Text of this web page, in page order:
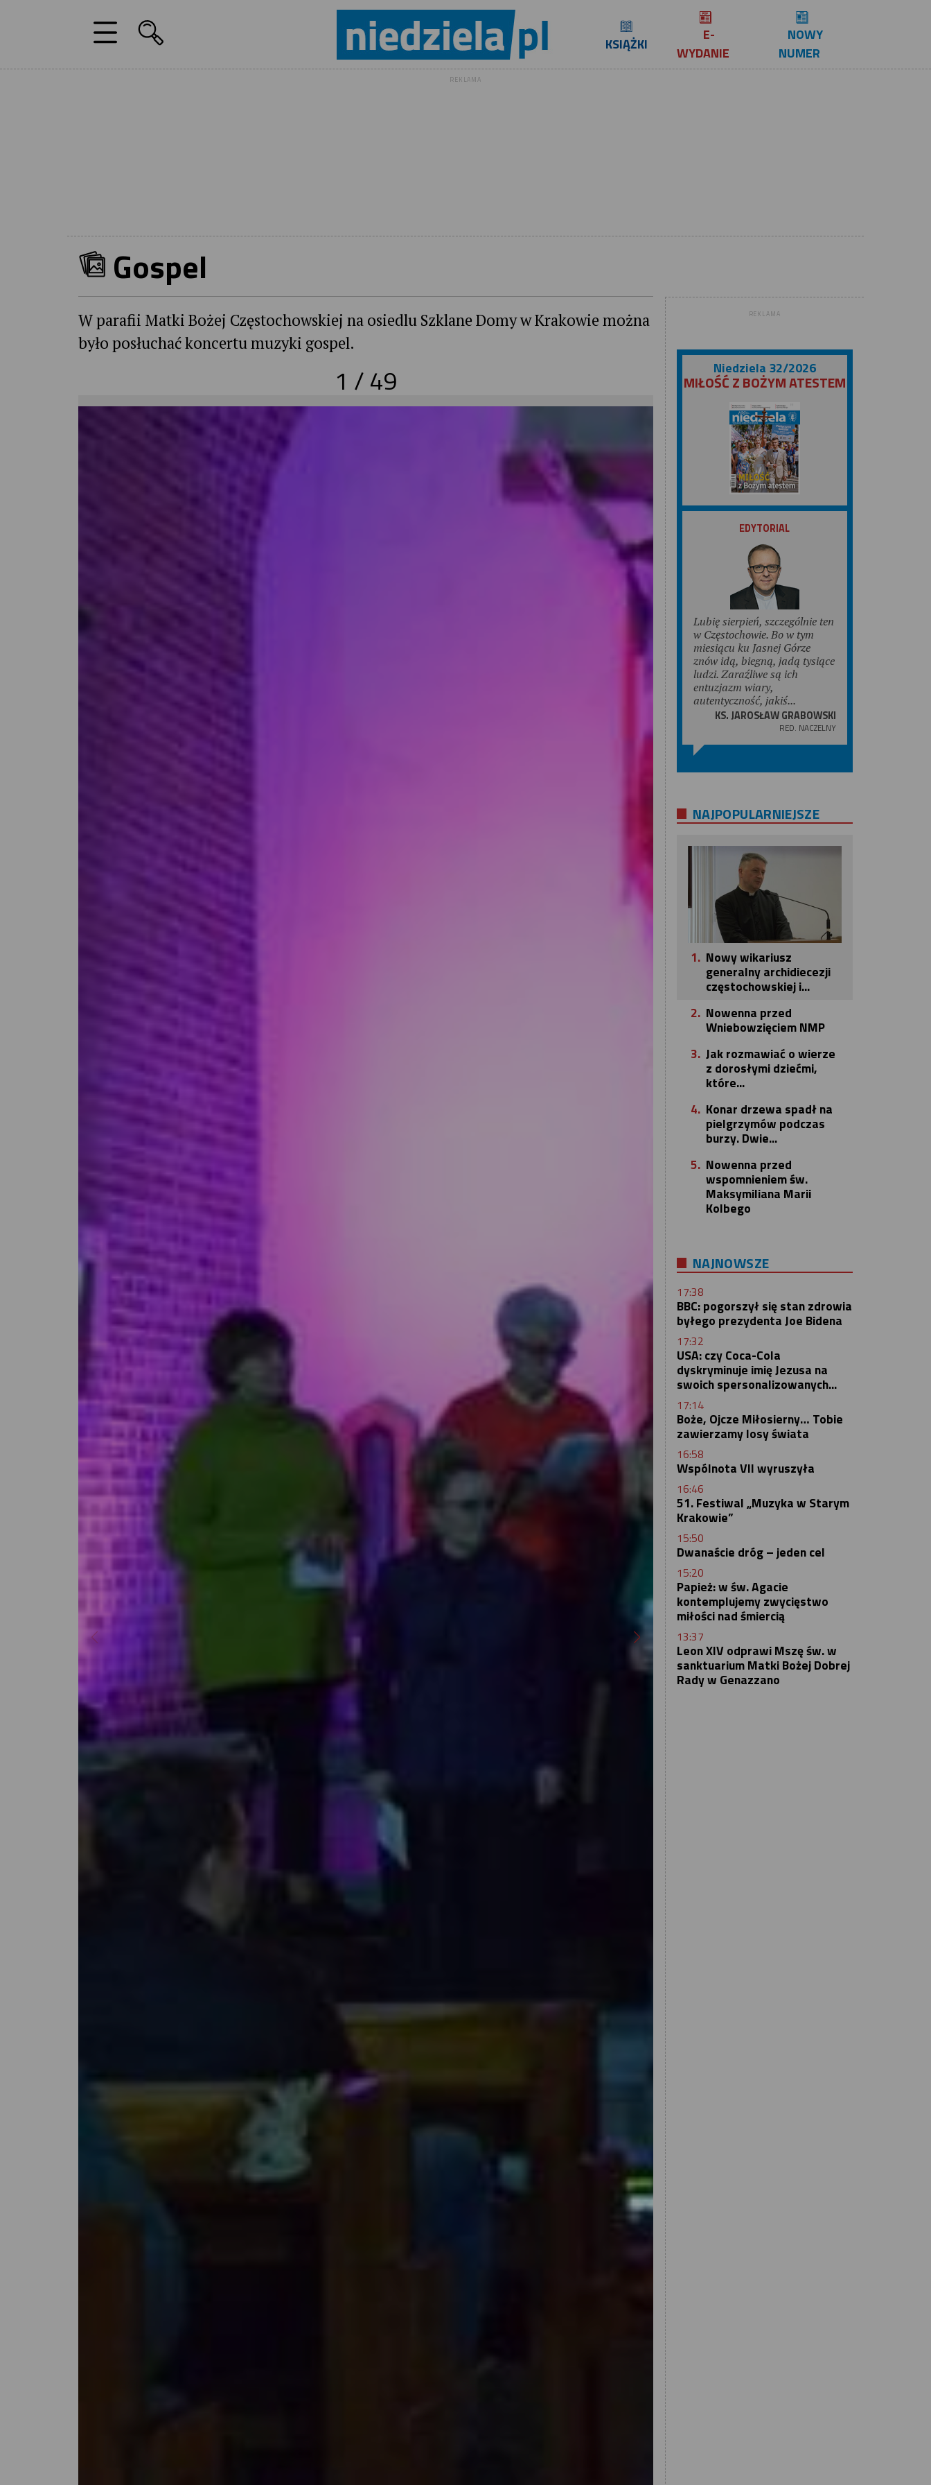
KSIĄŻKI
E-
WYDANIE
NOWY
NUMER
REKLAMA
Gospel
W parafii Matki Bożej Częstochowskiej na osiedlu Szklane Domy w Krakowie można
było posłuchać koncertu muzyki gospel.
1 /49
REKLAMA
Niedziela 32/2026
MIŁOŚĆ Z BOŻYM ATESTEM
ZOBACZ
EDYTORIAL
Lubię sierpień, szczególnie ten
w Częstochowie. Bo w tym
miesiącu ku Jasnej Górze
znów idą, biegną, jadą tysiące
ludzi. Zaraźliwe są ich
entuzjazm wiary,
autentyczność, jakiś...
KS. JAROSŁAW GRABOWSKI
RED. NACZELNY
NAJPOPULARNIEJSZE
1. Nowy wikariusz
generalny archidiecezji
częstochowskiej i...
2. Nowenna przed
Wniebowzięciem NMP
3. Jak rozmawiać o wierze
z dorosłymi dziećmi,
które...
4. Konar drzewa spadł na
pielgrzymów podczas
burzy. Dwie...
5. Nowenna przed
wspomnieniem św.
Maksymiliana Marii
Kolbego
NAJNOWSZE
17:38
BBC: pogorszył się stan zdrowia
byłego prezydenta Joe Bidena
17:32
USA: czy Coca-Cola
dyskryminuje imię Jezusa na
swoich spersonalizowanych...
17:14
Boże, Ojcze Miłosierny… Tobie
zawierzamy losy świata
16:58
Wspólnota VII wyruszyła
16:46
51. Festiwal „Muzyka w Starym
Krakowie”
15:50
Dwanaście dróg – jeden cel
15:20
Papież: w św. Agacie
kontemplujemy zwycięstwo
miłości nad śmiercią
13:37
Leon XIV odprawi Mszę św. w
sanktuarium Matki Bożej Dobrej
Rady w Genazzano